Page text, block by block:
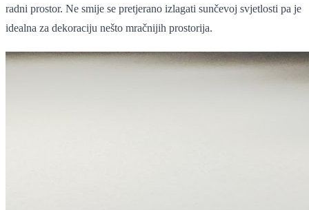
radni prostor. Ne smije se pretjerano izlagati sunčevoj svjetlosti pa je
idealna za dekoraciju nešto mračnijih prostorija.